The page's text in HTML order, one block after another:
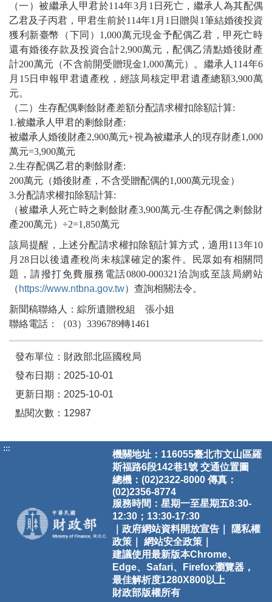
（一）被繼承人甲君於114年3月1日死亡，繼承人為其配偶
乙君及子丙君，甲君生前於114年1月1日贈與1筆結婚後投資
獲利新臺幣（下同）1,000萬元現金予配偶乙君，甲死亡時
還有婚後存款及投資合計2,900萬元，配偶乙清點婚後財產
計200萬元（不含前開受贈現金1,000萬元）。繼承人114年6
月15日申報甲君遺產稅，經該局核定甲君遺產總額3,900萬
元。
（二）生存配偶剩餘財產差額分配請求權扣除額計算:
1.被繼承人甲君的剩餘財產:
被繼承人婚後財產2,900萬元+視為被繼承人的現存財產1,000
萬元=3,900萬元
2.生存配偶乙君的剩餘財產:
200萬元（婚後財產，不含受贈配偶的1,000萬元現金）
3.分配請求權扣除額計算:
（被繼承人死亡時之剩餘財產3,900萬元-生存配偶之剩餘財
產200萬元）÷2=1,850萬元
該局提醒，上述分配請求權扣除額計算方式，適用113年10
月28日以後遺產稅尚未核課確定的案件。民眾如有相關問
題，請撥打免費服務電話0800-000321洽詢或至該局網站
（ https://www.ntbna.gov.tw）查詢相關法令。
新聞稿聯絡人：綜所遺贈稅組 張小姐
聯絡電話：（03）3396789轉1461
發布單位：財政部北區國稅局
發布日期：2025-10-01
更新日期：2025-10-01
點閱次數：12987
:::
機關地址：116055臺北市文山區羅
斯福路6段142巷1號 交通位置圖
總機：(02)2322-8000 傳真：
(02)2356-8774
服務時間：星期一至星期五8:30-
12:30；13:30-17:30
｜政府網站資料開放宣告｜
隱私權
政策｜
網站安全政策｜
建議使用最新版本Chrome、
Edge、Safari、Firefox瀏覽器，
最佳解析度1280X800以上
財政部版權所有